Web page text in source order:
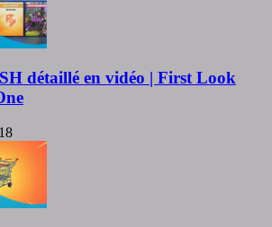
détaillé en vidéo | First Look